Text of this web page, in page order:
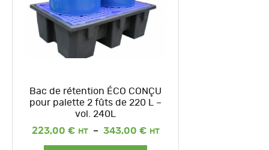
Bac de rétention ÉCO CONÇU
pour palette 2 fûts de 220 L –
vol. 240L
223,00 € – 343,00 €
Plage